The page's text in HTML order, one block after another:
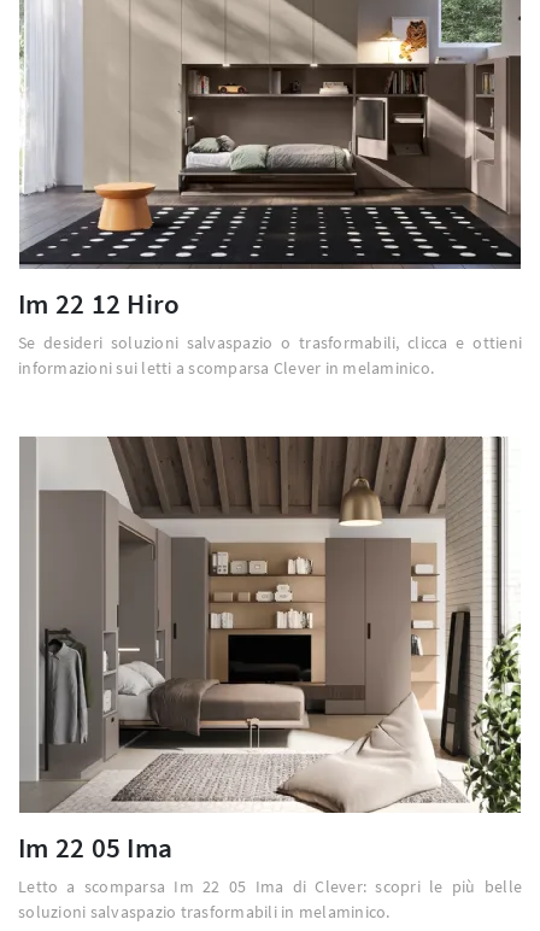
Im 22 12 Hiro
Se desideri soluzioni salvaspazio o trasformabili, clicca e ottieni
informazioni sui letti a scomparsa Clever in melaminico.
Im 22 05 Ima
Letto a scomparsa Im 22 05 Ima di Clever: scopri le più belle
soluzioni salvaspazio trasformabili in melaminico.